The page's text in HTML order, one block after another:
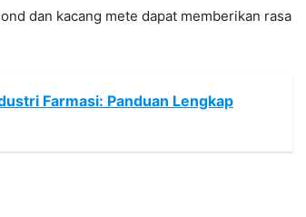
dan kacang mete dapat memberikan rasa
Farmasi: Panduan Lengkap